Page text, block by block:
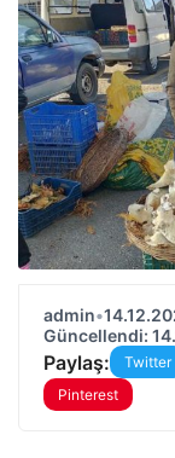
admin•
Güncellendi:
Paylaş: Twitter
Pinterest